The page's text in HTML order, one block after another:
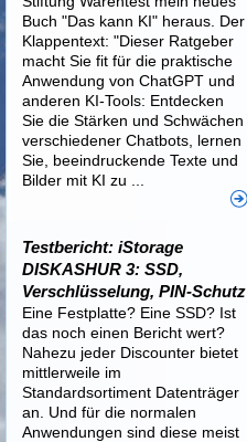
Buch "Das kann KI" heraus. Der
Klappentext: "Dieser Ratgeber
macht Sie fit für die praktische
Anwendung von ChatGPT und
anderen KI-Tools: Entdecken
Sie die Stärken und Schwächen
verschiedener Chatbots, lernen
Sie, beeindruckende Texte und
Bilder mit KI zu ...
Testbericht: iStorage
DISKASHUR 3: SSD,
Verschlüsselung, PIN-Schutz
Eine Festplatte? Eine SSD? Ist
das noch einen Bericht wert?
Nahezu jeder Discounter bietet
mittlerweile im
Standardsortiment Datenträger
an. Und für die normalen
Anwendungen sind diese meist